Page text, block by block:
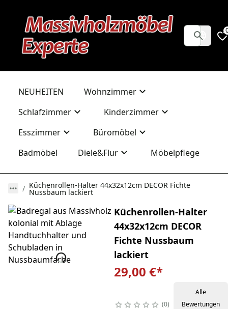
NEUHEITEN
Wohnzimmer
Schlafzimmer
Kinderzimmer
Esszimmer
Büromöbel
Badmöbel
Diele&Flur Möbelpflege
Küchenrollen-Halter 44x32x12cm DECOR Fichte
Nussbaum lackiert
Küchenrollen-Halter
44x32x12cm DECOR
Fichte Nussbaum
lackiert
29,00 €*
0
Alle
Bewertungen